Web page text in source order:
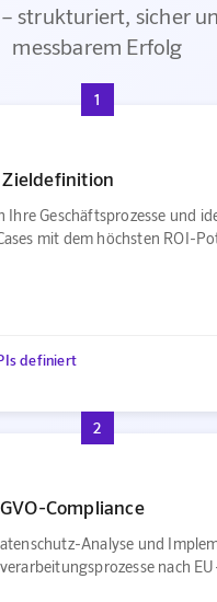
strukturiert, sicher
messbarem Erfolg
1
Ihre Geschäftsprozesse und
mit dem höchsten ROI-
definiert
2
Compliance
Analyse und
nach